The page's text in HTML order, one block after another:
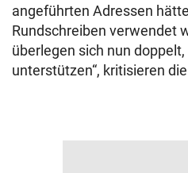
angeführten Adressen
Rundschreiben verwendet
überlegen sich nun
unterstützen“, kritisieren